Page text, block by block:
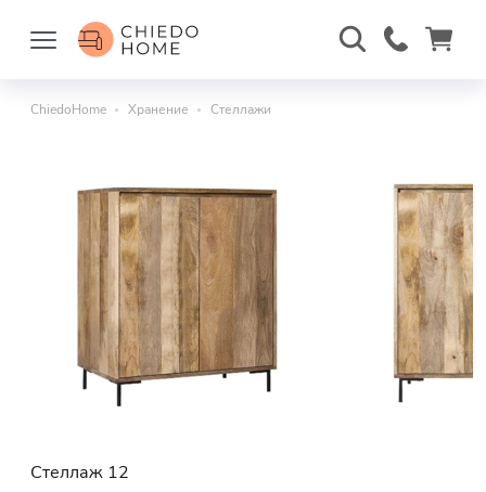
ChiedoHome Хранение Стеллажи
Стеллаж 12